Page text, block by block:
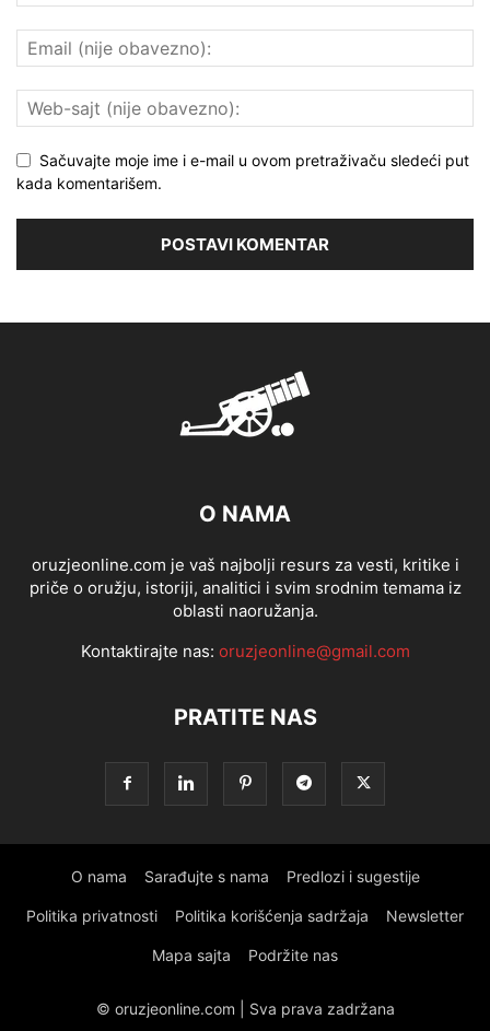
Sačuvajte moje ime i e-mail u ovom pretraživaču sledeći put
kada komentarišem.
O NAMA
oruzjeonline.com je vaš najbolji resurs za vesti, kritike i
priče o oružju, istoriji, analitici i svim srodnim temama iz
oblasti naoružanja.
Kontaktirajte nas: oruzjeonline@gmail.com
PRATITE NAS
O nama Sarađujte s nama Predlozi i sugestije
Politika privatnosti Politika korišćenja sadržaja Newsletter
Mapa sajta Podržite nas
© oruzjeonline.com | Sva prava zadržana